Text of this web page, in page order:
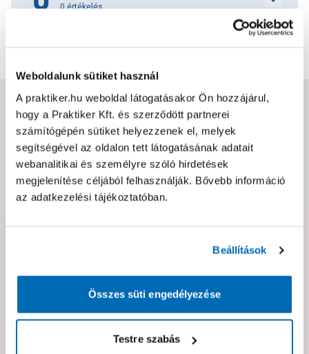
Weboldalunk sütiket használ
A praktiker.hu weboldal látogatásakor Ön hozzájárul,
hogy a Praktiker Kft. és szerződött partnerei
számítógépén sütiket helyezzenek el, melyek
segítségével az oldalon tett látogatásának adatait
webanalitikai és személyre szóló hirdetések
megjelenítése céljából felhasználják. Bővebb információ
az adatkezelési tájékoztatóban.
Beállítások
Összes süti engedélyezése
Testre szabás
0értékelés
Jótállás, szavatosság
Csomagolási és súly információk
Dokumentumok, felelős személy
Hibát találtál az oldalon vagy a termék leírásában?
Neked ajánljuk!